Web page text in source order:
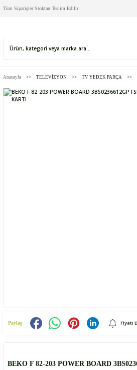
Tüm Siparişler Stoktan Teslim Edilir
Anasayfa TELEVİZYON TV YEDEK PARÇA
Paylaş Fiyatı
BEKO F 82-203 POWER BOARD